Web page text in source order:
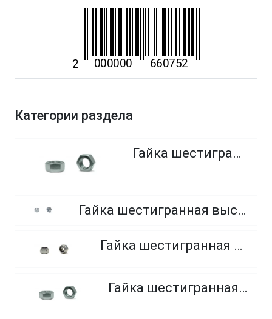
Категории раздела
Гайка шестигранная
Гайка шестигранная высокопрочная, класс прочности 8.0, 10.0 и 12.0
Гайка шестигранная самоконтрящаяся
Гайка шестигранная, мелкий шаг